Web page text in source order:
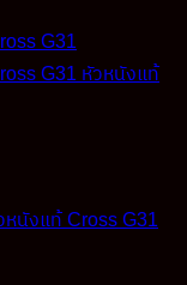
หนังแท้ Cross G31